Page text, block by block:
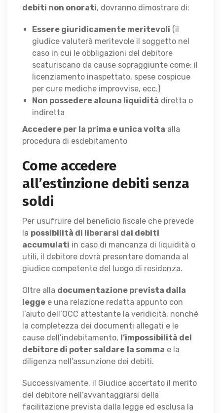
debiti non onorati, dovranno dimostrare di:
Essere giuridicamente meritevoli (il
giudice valuterà meritevole il soggetto nel
caso in cui le obbligazioni del debitore
scaturiscano da cause sopraggiunte come: il
licenziamento inaspettato, spese cospicue
per cure mediche improvvise, ecc.)
Non possedere alcuna liquidità diretta o
indiretta
Accedere per la prima e unica volta alla
procedura di esdebitamento
Come accedere
all’estinzione debiti senza
soldi
Per usufruire del beneficio fiscale che prevede
la possibilità di liberarsi dai debiti
accumulati in caso di mancanza di liquidità o
utili, il debitore dovrà presentare domanda al
giudice competente del luogo di residenza.
Oltre alla documentazione prevista dalla
legge e una relazione redatta appunto con
l’aiuto dell’OCC attestante la veridicità, nonché
la completezza dei documenti allegati e le
cause dell’indebitamento, l’impossibilità del
debitore di poter saldare la somma e la
diligenza nell’assunzione dei debiti.
Successivamente, il Giudice accertato il merito
del debitore nell’avvantaggiarsi della
facilitazione prevista dalla legge ed esclusa la